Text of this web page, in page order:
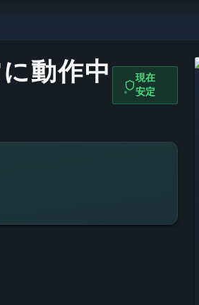
動作中
現在
安定